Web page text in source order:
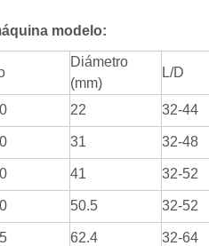
modelo:
Diámetro
(mm)
L/D
22 32-44
31 32-48
41 32-52
50.5 32-52
62.4 32-64